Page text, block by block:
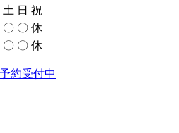
土 日 祝
〇 〇 休
〇 〇 休